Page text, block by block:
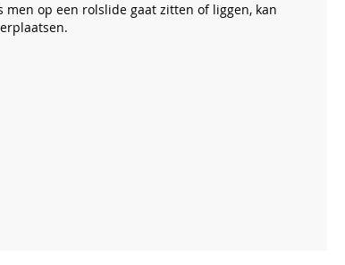
op een rolslide gaat zitten of liggen, kan